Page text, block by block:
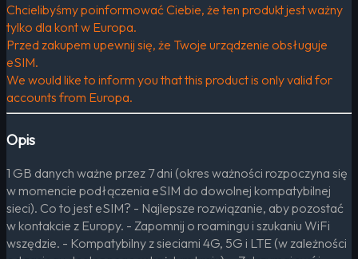
Chcielibyśmy poinformować Ciebie, że ten produkt jest ważny
tylko dla kont w Europa.
Przed zakupem upewnij się, że Twoje urządzenie obsługuje
eSIM.
We would like to inform you that this product is only valid for
accounts from Europa.
Opis
1 GB danych ważne przez 7 dni (okres ważności rozpoczyna się
w momencie podłączenia eSIM do dowolnej kompatybilnej
sieci). Co to jest eSIM? - Najlepsze rozwiązanie, aby pozostać
w kontakcie z Europy. - Zapomnij o roamingu i szukaniu WiFi
wszędzie. - Kompatybilny z sieciami 4G, 5G i LTE (w zależności